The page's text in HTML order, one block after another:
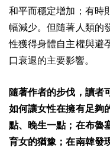
和平而穩定增加；有時
幅減少。但隨著人類的
性獲得身體自主權與避
口衰退的主要影響。
隨著作者的步伐，讀者
如何讓女性在擁有足夠
點、晚生一點；在布魯
育女的猶豫；在南韓發